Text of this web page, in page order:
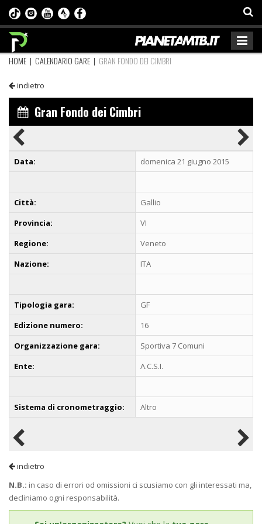
HOME | CALENDARIO GARE | GRAN FONDO DEI CIMBRI
indietro
Gran Fondo dei Cimbri
Data: domenica 21 giugno 2015
Città:
Gallio
Provincia:
VI
Regione:
Veneto
Nazione:
ITA
Tipologia gara:
GF
Edizione numero:
16
Organizzazione gara:
Sportiva 7 Comuni
Ente:
A.C.S.I.
Sistema di cronometraggio: Altro
indietro
N.B.: in caso di errori od omissioni ci scusiamo con gli interessati ma,
decliniamo ogni responsabilità.